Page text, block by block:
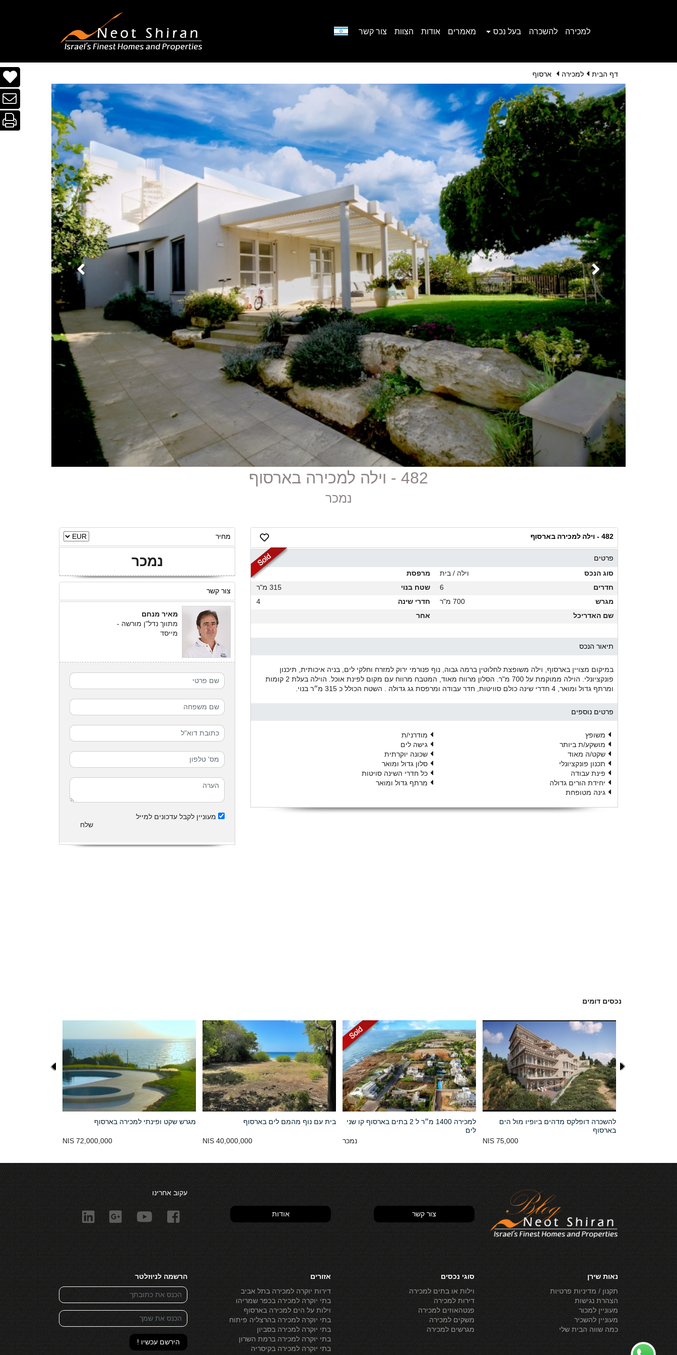
למכירה להשכרה בעל נכס מאמרים אודות הצוות צור קשר
דף הבית למכירה ארסוף
482 - וילה למכירה בארסוף
נמכר
482 - וילה למכירה בארסוף
פרטים
סוג הנכס
וילה / בית
מרפסת
חדרים
6 שטח בנוי
315 מ"ר
מגרש
700 מ"ר חדרי שינה
4
שם האדריכל
אחר
תיאור הנכס
במיקום מצויין בארסוף, וילה משופצת לחלוטין ברמה גבוה, נוף פנורמי ירוק למזרח וחלקי לים, בניה איכותית, תיכנון
פונקציונלי. הוילה ממוקמת על 700 מ"ר. הסלון מרווח מאוד, המטבח מרווח עם מקום לפינת אוכל. הוילה בעלת 2 קומות
ומרתף גדול ומואר, 4 חדרי שינה כולם סוויטות, חדר עבודה ומרפסת גג גדולה . השטח הכולל כ 315 מ״ר בנוי.
פרטים נוספים
משופץ
מודרני/ת
מושקע/ת ביותר
גישה לים
שקט/ה מאוד
שכונה יוקרתית
תכנון פונקציונלי
סלון גדול ומואר
פינת עבודה
כל חדרי השינה סויטות
יחידת הורים גדולה
מרתף גדול ומואר
גינה מטופחת
מחיר
נמכר
צור קשר
מאיר מנחם
מתווך נדל"ן מורשה -
מייסד
מעוניין לקבל עדכונים למייל
שלח
נכסים דומים
מגרש שקט ופינתי למכירה בארסוף
72,000,000 NIS
בית עם נוף מהמם לים בארסוף
40,000,000 NIS
למכירה 1400 מ״ר ל 2 בתים בארסוף קו שני
לים
נמכר
להשכרה דופלקס מדהים ביופיו מול הים
בארסוף
75,000 NIS
צור קשר אודות
עקוב אחרינו
נאות שירן
תקנון / מדיניות פרטיות
הצהרת נגישות
מעוניין למכור
מעוניין להשכיר
כמה שווה הבית שלי
סוגי נכסים
וילות או בתים למכירה
דירות למכירה
פנטהאוזים למכירה
משקים למכירה
מגרשים למכירה
אזורים
דירות יוקרה למכירה בתל אביב
בתי יוקרה למכירה בכפר שמריהו
וילות על הים למכירה בארסוף
בתי יוקרה למכירה בהרצליה פיתוח
בתי יוקרה למכירה בסביון
בתי יוקרה למכירה ברמת השרון
בתי יוקרה למכירה בקיסריה
הרשמה לניוזלטר
הירשם עכשיו !